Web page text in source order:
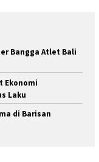
Bangga Atlet Bali
Ekonomi
Laku
di Barisan